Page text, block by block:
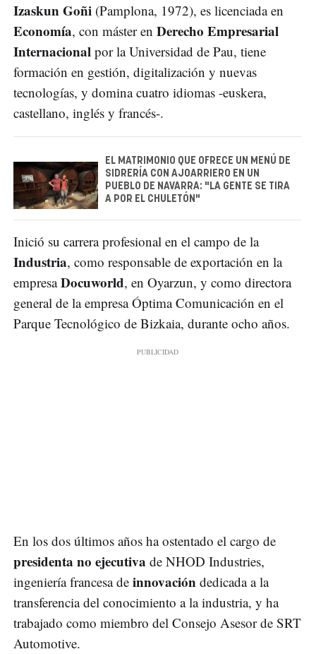
Izaskun Goñi (Pamplona, 1972), es licenciada en
Economía, con máster en Derecho Empresarial
Internacional por la Universidad de Pau, tiene
formación en gestión, digitalización y nuevas
tecnologías, y domina cuatro idiomas -euskera,
castellano, inglés y francés-.
EL MATRIMONIO QUE OFRECE UN MENÚ DE
SIDRERÍA CON AJOARRIERO EN UN
PUEBLO DE NAVARRA: "LA GENTE SE TIRA
A POR EL CHULETÓN"
Inició su carrera profesional en el campo de la
Industria, como responsable de exportación en la
empresaDocuworld, en Oyarzun, y como directora
general de la empresa Óptima Comunicación en el
Parque Tecnológico de Bizkaia, durante ocho años.
En los dos últimos años ha ostentado el cargo de
presidenta no ejecutiva de NHOD Industries,
ingeniería francesa de innovación dedicada a la
transferencia del conocimiento a la industria, y ha
trabajado como miembro del Consejo Asesor de SRT
Automotive.